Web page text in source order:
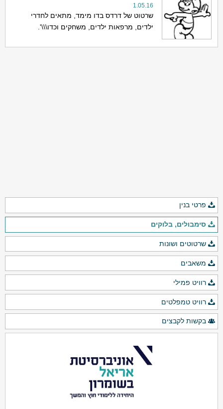
1.05.16
שרטוט של דרדס בדו מימד, מתאים לחדרי
ילדים, מרפאות ילדים, משחקים וכדו\\\'.
פרטי בנין
סימבולים, בלוקים
שרטוטים ושונות
משאבים
רוויט פמילי
רוויט טמפלטים
בקשות לקבצים